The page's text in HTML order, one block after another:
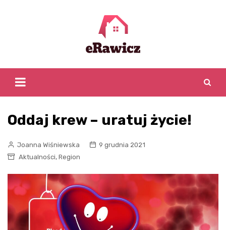
Oddaj krew – uratuj życie!
Joanna Wiśniewska
9 grudnia 2021
Aktualności, Region